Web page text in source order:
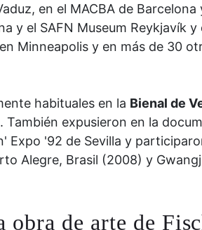
en el MACBA de
y el SAFN Museum Reykjavík
Minneapolis y en más de 30
habituales en la Bienal de
También expusieron en la
Expo '92 de Sevilla y
Alegre, Brasil (2008) y
obra de arte de